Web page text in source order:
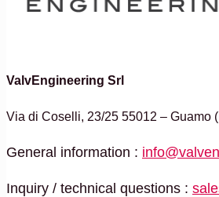
ValvEngineering Srl
Via di Coselli, 23/25 55012 – Guamo
General information :
Inquiry / technical questions :